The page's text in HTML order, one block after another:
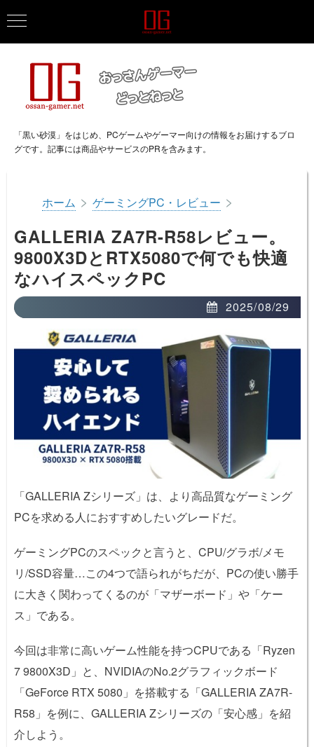
「黒い砂漠」をはじめ、PCゲームやゲーマー向けの情報をお届けするブロ
グです。記事には商品やサービスのPRを含みます。
ホーム > ゲーミングPC・レビュー >
GALLERIA ZA7R-R58レビュー。
9800X3DとRTX5080で何でも快適
なハイスペックPC
2025/08/29
「GALLERIA Zシリーズ」は、より高品質なゲーミング
PCを求める人におすすめしたいグレードだ。
ゲーミングPCのスペックと言うと、CPU/グラボ/メモ
リ/SSD容量…この4つで語られがちだが、PCの使い勝手
に大きく関わってくるのが「マザーボード」や「ケー
ス」である。
今回は非常に高いゲーム性能を持つCPUである「Ryzen
7 9800X3D」と、NVIDIAのNo.2グラフィックボード
「GeForce RTX 5080」を搭載する「GALLERIA ZA7R-
R58」を例に、GALLERIA Zシリーズの「安心感」を紹
介しよう。